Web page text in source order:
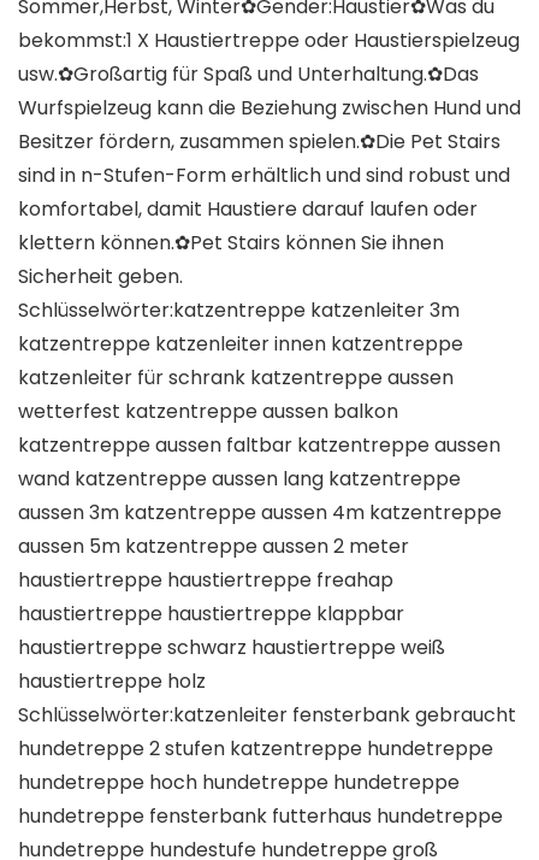
Sommer,Herbst, Winter✿Gender:Haustier✿Was du
bekommst:1 X Haustiertreppe oder Haustierspielzeug
usw.✿Großartig für Spaß und Unterhaltung.✿Das
Wurfspielzeug kann die Beziehung zwischen Hund und
Besitzer fördern, zusammen spielen.✿Die Pet Stairs
sind in n-Stufen-Form erhältlich und sind robust und
komfortabel, damit Haustiere darauf laufen oder
klettern können.✿Pet Stairs können Sie ihnen
Sicherheit geben.
Schlüsselwörter:katzentreppe katzenleiter 3m
katzentreppe katzenleiter innen katzentreppe
katzenleiter für schrank katzentreppe aussen
wetterfest katzentreppe aussen balkon
katzentreppe aussen faltbar katzentreppe aussen
wand katzentreppe aussen lang katzentreppe
aussen 3m katzentreppe aussen 4m katzentreppe
aussen 5m katzentreppe aussen 2 meter
haustiertreppe haustiertreppe freahap
haustiertreppe haustiertreppe klappbar
haustiertreppe schwarz haustiertreppe weiß
haustiertreppe holz
Schlüsselwörter:katzenleiter fensterbank gebraucht
hundetreppe 2 stufen katzentreppe hundetreppe
hundetreppe hoch hundetreppe hundetreppe
hundetreppe fensterbank futterhaus hundetreppe
hundetreppe hundestufe hundetreppe groß